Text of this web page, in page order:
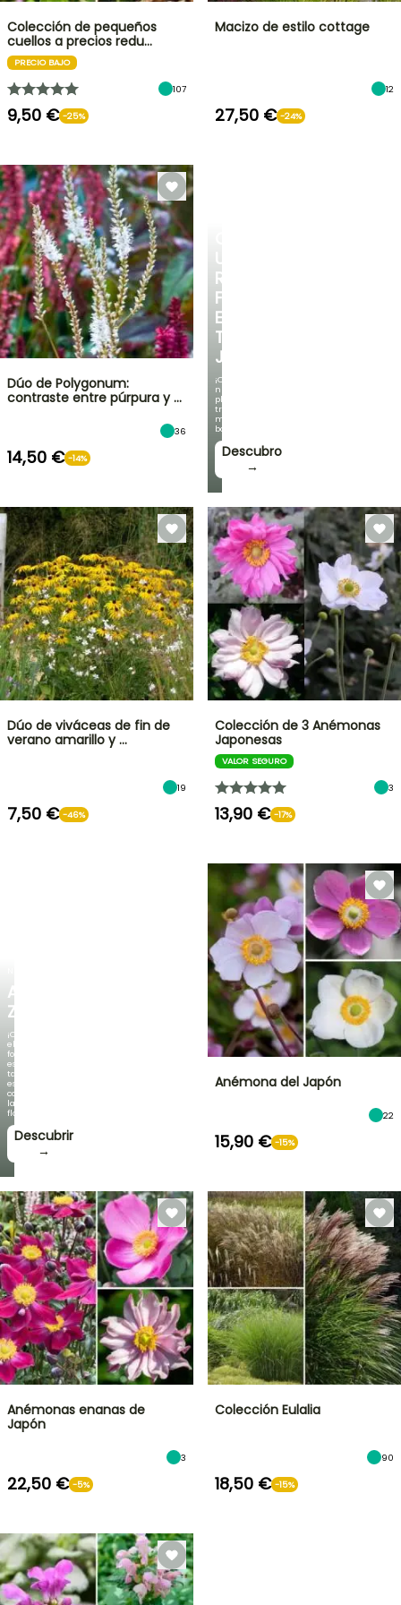
UN
RINCÓN
FRESCO
EN
TU
JARDÍN
¡Con
nuestras
plantas
trepadoras
más
bonitas!
Descubro
→
AGAPANTHUS
ZAMBEZI
¡Cuando
el
follaje
es
tan
espectacular
como
la
floración!
Descubrir
→
Colección de pequeños
cuellos a precios redu…
PRECIO BAJO
107
9,50 € -25%
Macizo de estilo cottage
12
27,50 € -24%
Dúo de Polygonum:
contraste entre púrpura y …
36
14,50 € -14%
Dúo de viváceas de fin de
verano amarillo y …
19
7,50 € -46%
Colección de 3 Anémonas
Japonesas
VALOR SEGURO
3
13,90 € -17%
Anémona del Japón
22
15,90 € -15%
Anémonas enanas de
Japón
3
22,50 € -5%
Colección Eulalia
90
18,50 € -15%